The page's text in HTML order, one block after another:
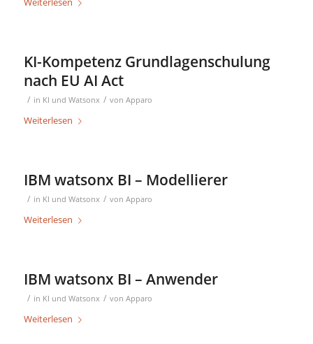
KI-Kompetenz Grundlagenschulung
nach EU AI Act
/ in KI und Watsonx / von Apparo
Weiterlesen
IBM watsonx BI – Modellierer
/ in KI und Watsonx / von Apparo
Weiterlesen
IBM watsonx BI – Anwender
/ in KI und Watsonx / von Apparo
Weiterlesen